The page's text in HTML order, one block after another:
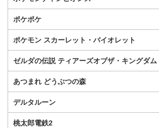
ポケポケ
ポケモン スカーレット・バイオレット
ゼルダの伝説 ティアーズオブザ・キングダム
あつまれ どうぶつの森
デルタルーン
桃太郎電鉄2